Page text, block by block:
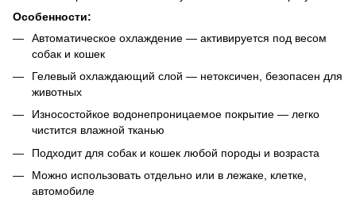
Особенности:
Автоматическое охлаждение — активируется под весом
собак и кошек
Гелевый охлаждающий слой — нетоксичен, безопасен для
животных
Износостойкое водонепроницаемое покрытие — легко
чистится влажной тканью
Подходит для собак и кошек любой породы и возраста
Можно использовать отдельно или в лежаке, клетке,
автомобиле